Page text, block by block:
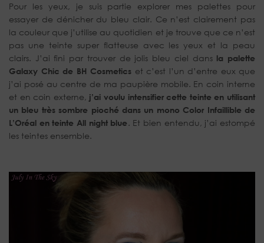
Pour les yeux, je suis partie explorer mes palettes pour
essayer de dénicher du bleu clair. Ce n’est clairement pas
la couleur que j’utilise au quotidien et je trouve que ce n’est
pas une teinte super flatteuse avec les yeux et la peau
clairs. J’ai fini par trouver de jolis bleu ciel dans la palette
Galaxy Chic de BH Cosmetics et c’est l’un d’entre eux que
j’ai posé au centre de ma paupière mobile. En coin interne
et en coin externe, j’ai voulu intensifier cette teinte en utilisant
un bleu très sombre pioché dans un mono Color Infaillible de
L’Oréal en teinte All night blue. Et bien entendu, j’ai estompé
les teintes ensemble.